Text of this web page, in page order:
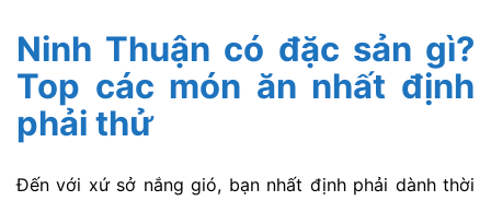
Ninh Thuận có đặc sản gì?
Top các món ăn nhất định
phải thử
Đến với xứ sở nắng gió, bạn nhất định phải dành thời